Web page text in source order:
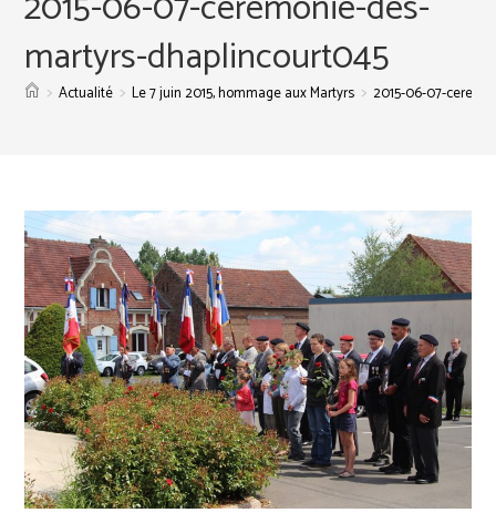
martyrs-dhaplincourt045
> Actualité > Le 7 juin 2015, hommage aux Martyrs > 2015-06-07-